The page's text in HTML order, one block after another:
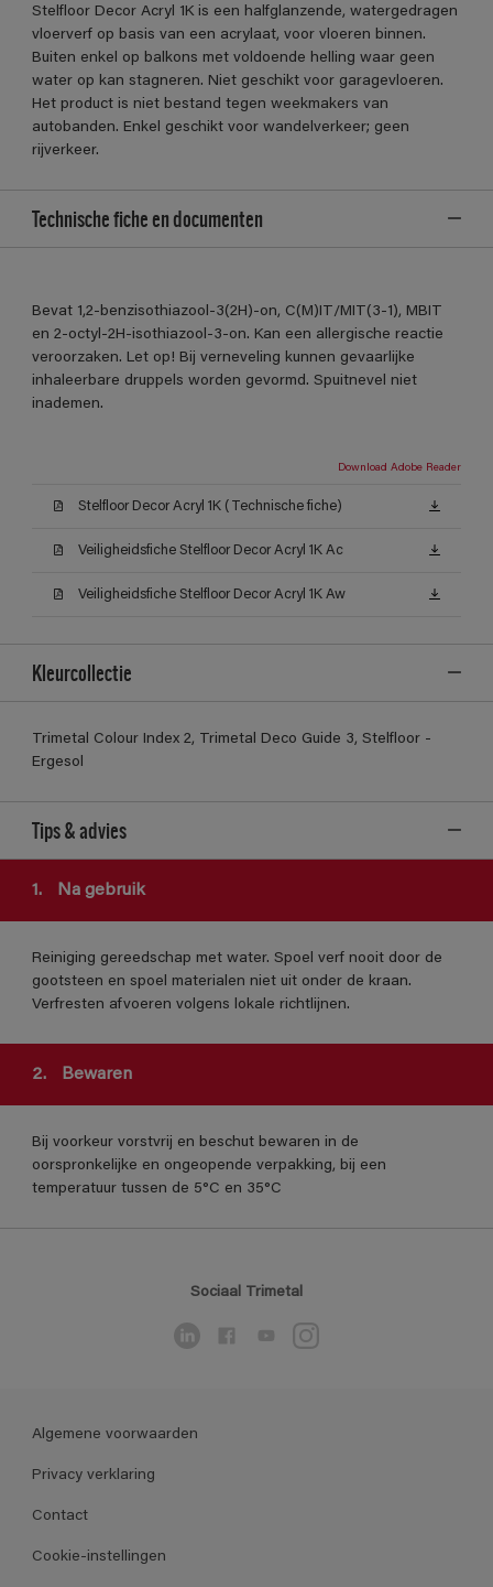
Stelfloor Decor Acryl 1K is een halfglanzende, watergedragen
vloerverf op basis van een acrylaat, voor vloeren binnen.
Buiten enkel op balkons met voldoende helling waar geen
water op kan stagneren. Niet geschikt voor garagevloeren.
Het product is niet bestand tegen weekmakers van
autobanden. Enkel geschikt voor wandelverkeer; geen
rijverkeer.
Technische fiche en documenten
Bevat 1,2-benzisothiazool-3(2H)-on, C(M)IT/MIT(3-1), MBIT
en 2-octyl-2H-isothiazool-3-on. Kan een allergische reactie
veroorzaken. Let op! Bij verneveling kunnen gevaarlijke
inhaleerbare druppels worden gevormd. Spuitnevel niet
inademen.
Download Adobe Reader
Stelfloor Decor Acryl 1K (Technische fiche)
Veiligheidsfiche Stelfloor Decor Acryl 1K Ac
Veiligheidsfiche Stelfloor Decor Acryl 1K Aw
Kleurcollectie
Trimetal Colour Index 2, Trimetal Deco Guide 3, Stelfloor -
Ergesol
Tips & advies
1. Na gebruik
Reiniging gereedschap met water. Spoel verf nooit door de
gootsteen en spoel materialen niet uit onder de kraan.
Verfresten afvoeren volgens lokale richtlijnen.
2. Bewaren
Bij voorkeur vorstvrij en beschut bewaren in de
oorspronkelijke en ongeopende verpakking, bij een
temperatuur tussen de 5°C en 35°C
Sociaal Trimetal
Algemene voorwaarden
Privacy verklaring
Contact
Cookie-instellingen